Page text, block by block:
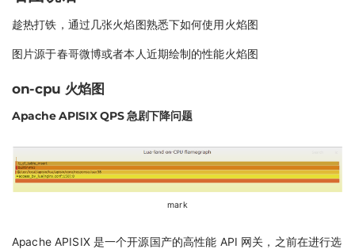
趁热打铁，通过几张火焰图熟悉下如何使用火焰图
图片源于春哥微博或者本人近期绘制的性能火焰图
on-cpu 火焰图
Apache APISIX QPS 急剧下降问题
mark
Apache APISIX 是一个开源国产的高性能 API 网关，之前在进行选